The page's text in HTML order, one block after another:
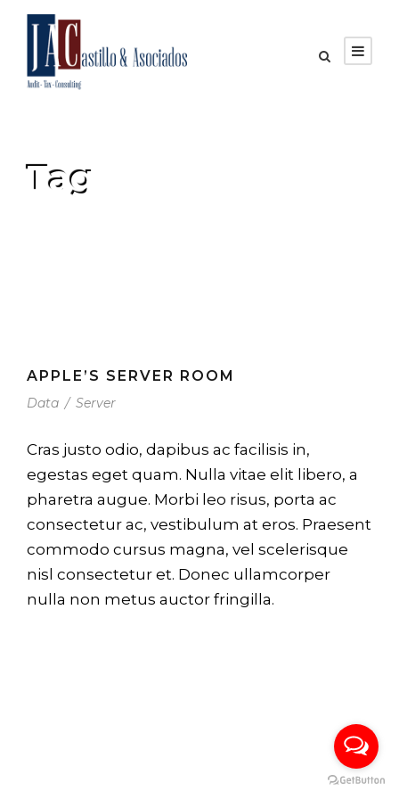
Tag
APPLE’S SERVER ROOM
Data / Server
Cras justo odio, dapibus ac facilisis in,
egestas eget quam. Nulla vitae elit libero, a
pharetra augue. Morbi leo risus, porta ac
consectetur ac, vestibulum at eros. Praesent
commodo cursus magna, vel scelerisque
nisl consectetur et. Donec ullamcorper
nulla non metus auctor fringilla.